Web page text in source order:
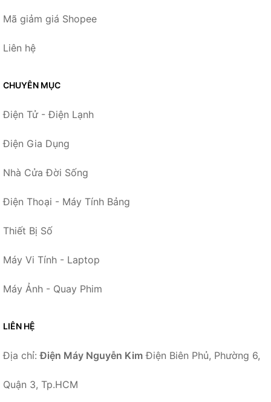
Mã giảm giá Shopee
Liên hệ
CHUYÊN MỤC
Điện Tử - Điện Lạnh
Điện Gia Dụng
Nhà Cửa Đời Sống
Điện Thoại - Máy Tính Bảng
Thiết Bị Số
Máy Vi Tính - Laptop
Máy Ảnh - Quay Phim
LIÊN HỆ
Địa chỉ:Điện Máy Nguyễn Kim Điện Biên Phủ, Phường 6,
Quận 3, Tp.HCM